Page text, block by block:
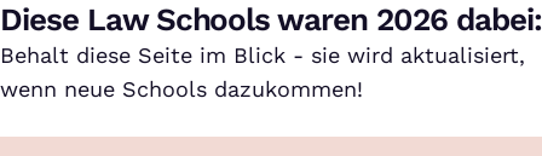
Diese Law Schools waren 2026 dabei:
Behalt diese Seite im Blick - sie wird aktualisiert,
wenn neue Schools dazukommen!